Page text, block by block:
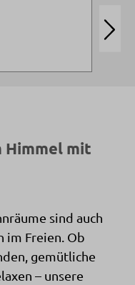
Himmel mit
sind auch
im Freien. Ob
gemütliche
– unsere